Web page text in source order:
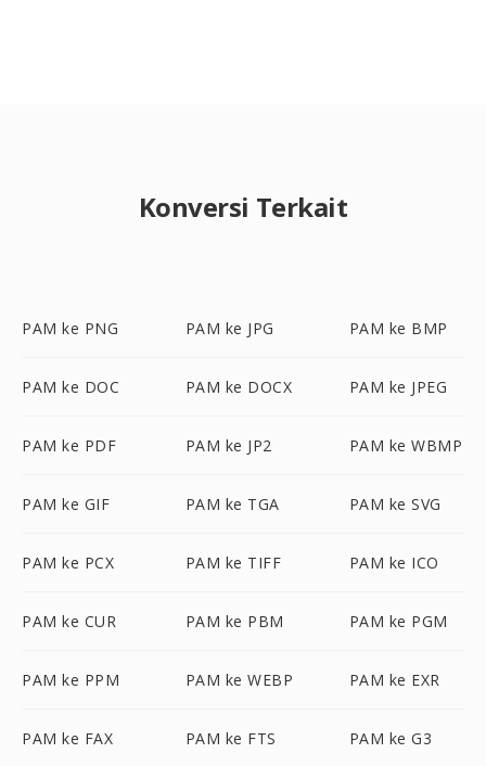
Konversi Terkait
PAM ke PNG PAM ke JPG PAM ke BMP
PAM ke DOC PAM ke DOCX PAM ke JPEG
PAM ke PDF PAM ke JP2 PAM ke WBMP
PAM ke GIF PAM ke TGA PAM ke SVG
PAM ke PCX PAM ke TIFF PAM ke ICO
PAM ke CUR PAM ke PBM PAM ke PGM
PAM ke PPM PAM ke WEBP PAM ke EXR
PAM ke FAX PAM ke FTS PAM ke G3